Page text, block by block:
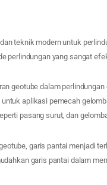
teknik modern untuk
perlindungan yang sangat
geotube dalam
aplikasi pemecah
pasang surut, dan
garis pantai menjadi
garis pantai dalam